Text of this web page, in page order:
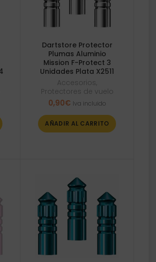
Dartstore Protector
Plumas Aluminio
Mission F-Protect 3
Unidades Plata X2511
Accesorios,
Protectores de vuelo
0,90€ Iva incluido
AÑADIR AL CARRITO